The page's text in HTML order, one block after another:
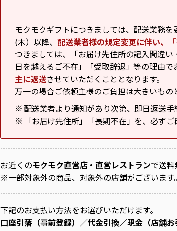
モクモクギフトにつきましては、配送業務
(木）以降、 配送業者様の規定変更に伴い、
つきましては、「お届け先住所の記入間違
日を越えるご不在」「受取辞退」等の理由で
主に返送させていただくこととなります。
万一の場合ご依頼主様のご負担は大きいもの
※ 配送業者より通知があり次第、即日返送手
※ 「お届け先住所」「長期不在」を、必ず
お近くのモクモク直営店・直営レストランで送料
※一部対象外の商品、対象外の店舗がございます。
下記のお支払い方法をお選びいただけます。
口座引落（事前登録）／代金引換／現金（店舗